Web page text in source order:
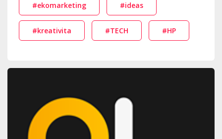
#ekomarketing #ideas
#kreativita #TECH #HP